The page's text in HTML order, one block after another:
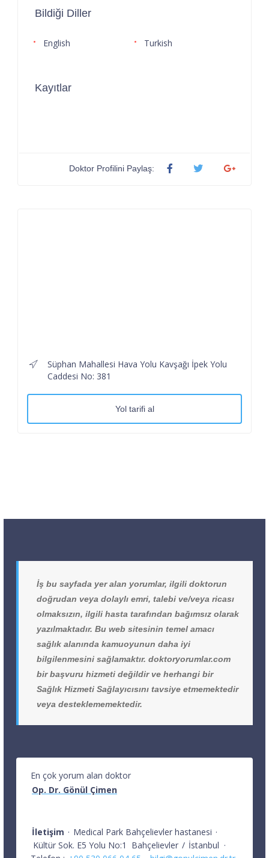
Bildiği Diller
English Turkish
Kayıtlar
Doktor Profilini Paylaş:
Süphan Mahallesi Hava Yolu Kavşağı İpek Yolu
Caddesi No: 381
Yol tarifi al
İş bu sayfada yer alan yorumlar, ilgili doktorun
doğrudan veya dolaylı emri, talebi ve/veya ricası
olmaksızın, ilgili hasta tarafından bağımsız olarak
yazılmaktadır. Bu web sitesinin temel amacı
sağlık alanında kamuoyunun daha iyi
bilgilenmesini sağlamaktır. doktoryorumlar.com
bir başvuru hizmeti değildir ve herhangi bir
Sağlık Hizmeti Sağlayıcısını tavsiye etmemektedir
veya desteklememektedir.
En çok yorum alan doktor
Op. Dr. Gönül Çimen
İletişim · Medical Park Bahçelievler hastanesi ·
Kültür Sok. E5 Yolu No:1
Bahçelievler / İstanbul ·